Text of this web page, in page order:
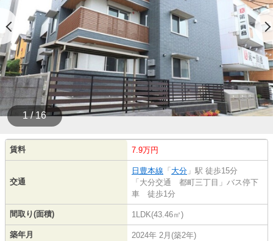
1 / 16
賃料 7.9万円
交通
日豊本線 「 大分 」駅 徒歩15分
「大分交通 都町三丁目」バス停下
車 徒歩1分
間取り(面積) 1LDK(43.46㎡)
築年月 2024年 2月(築2年)